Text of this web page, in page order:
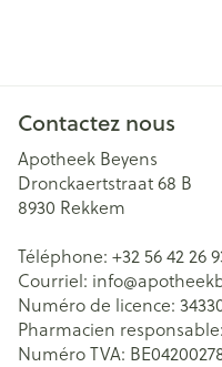
Contactez nous
Apotheek Beyens
Dronckaertstraat 68 B
8930 Rekkem
Téléphone: +32 56 42 26
Courriel: info@
Numéro de licence:
Pharmacien responsable:
Numéro TVA: